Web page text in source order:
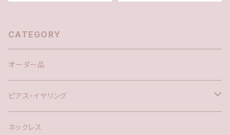
CATEGORY
オーダー品
ピアス・イヤリング
silver925
ネックレス